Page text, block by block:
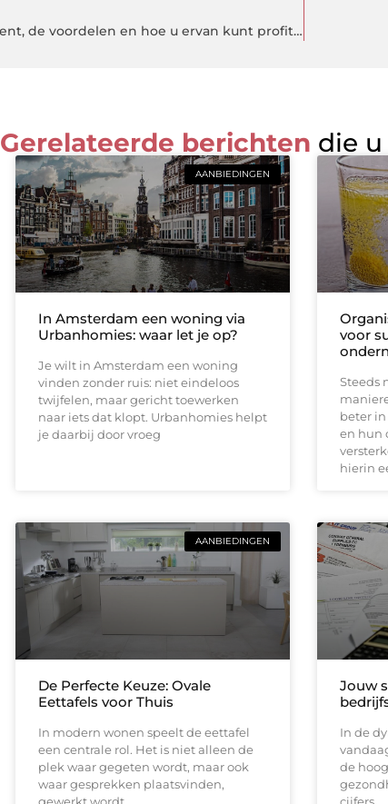
Een stille verkoop uitgelegd: wat het betekent, de voordelen en hoe u ervan kunt profiteren
Gerelateerde berichten die
AANBIEDINGEN
In Amsterdam een woning via
Urbanhomies: waar let je op?
Je wilt in Amsterdam een woning
vinden zonder ruis: niet eindeloos
twijfelen, maar gericht toewerken
naar iets dat klopt. Urbanhomies helpt
je daarbij door vroeg
voor
Steeds
beter
en hun
hierin
AANBIEDINGEN
De Perfecte Keuze: Ovale
Eettafels voor Thuis
In modern wonen speelt de eettafel
een centrale rol. Het is niet alleen de
plek waar gegeten wordt, maar ook
waar gesprekken plaatsvinden,
Jouw
In de
de